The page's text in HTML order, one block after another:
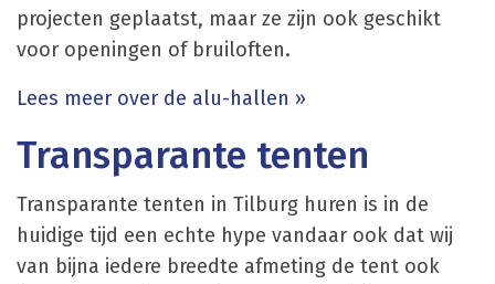
projecten geplaatst, maar ze zijn ook geschikt
voor openingen of bruiloften.
Lees meer over de alu-hallen »
Transparante tenten
Transparante tenten in Tilburg huren is in de
huidige tijd een echte hype vandaar ook dat wij
van bijna iedere breedte afmeting de tent ook